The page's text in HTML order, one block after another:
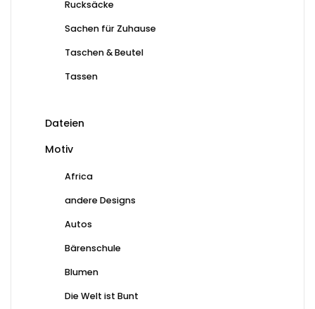
Rucksäcke
Sachen für Zuhause
Taschen & Beutel
Tassen
Dateien
Motiv
Africa
andere Designs
Autos
Bärenschule
Blumen
Die Welt ist Bunt